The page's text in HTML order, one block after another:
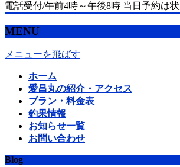
電話受付/午前4時～午後8時 当日予約は
MENU
メニューを飛ばす
ホーム
愛昌丸の紹介・アクセス
プラン・料金表
釣果情報
お知らせ一覧
お問い合わせ
Blog